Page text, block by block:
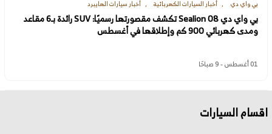
بي واي دي أخبار السيارات الكهربائية أخبار سيارات الهايبرد
بي واي دي Sealion 08 تكشف مقصورتها رسميًا: SUV رائدة بـ6 مقاعد
ومدى كهربائي 900 كم وإطلاقها في أغسطس
01 أغسطس - 9 صباحًا
اقسام السيارات